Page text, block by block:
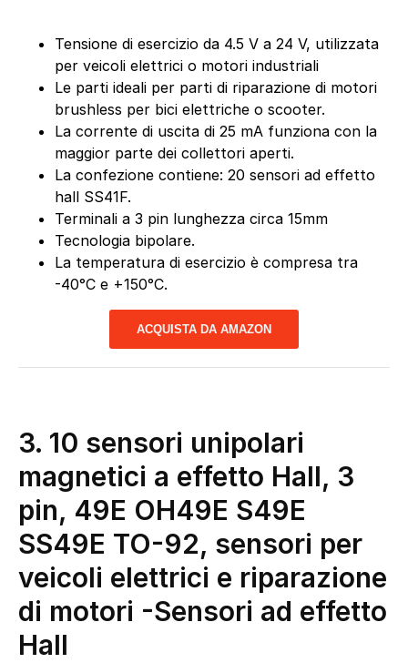
Tensione di esercizio da 4.5 V a 24 V, utilizzata
per veicoli elettrici o motori industriali
Le parti ideali per parti di riparazione di motori
brushless per bici elettriche o scooter.
La corrente di uscita di 25 mA funziona con la
maggior parte dei collettori aperti.
La confezione contiene: 20 sensori ad effetto
hall SS41F.
Terminali a 3 pin lunghezza circa 15mm
Tecnologia bipolare.
La temperatura di esercizio è compresa tra
-40°C e +150°C.
ACQUISTA DA AMAZON
3. 10 sensori unipolari
magnetici a effetto Hall, 3
pin, 49E OH49E S49E
SS49E TO-92, sensori per
veicoli elettrici e riparazione
di motori -Sensori ad effetto
Hall